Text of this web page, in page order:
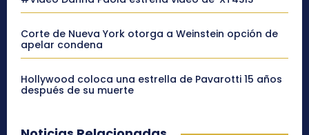
Corte de Nueva York otorga a Weinstein opción de
apelar condena
Hollywood coloca una estrella de Pavarotti 15 años
después de su muerte